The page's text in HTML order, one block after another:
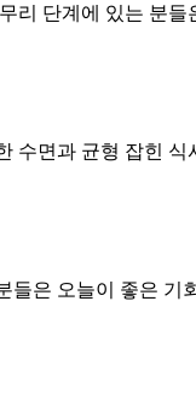
리 단계에 있는 분들
수면과 균형 잡힌 식
은 오늘이 좋은 기